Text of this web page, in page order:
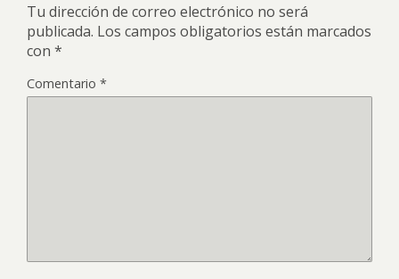
Tu dirección de correo electrónico no será
publicada. Los campos obligatorios están marcados
con *
Comentario *